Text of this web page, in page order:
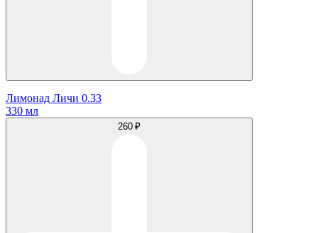
Лимонад Личи 0.33
330 мл
260 ₽